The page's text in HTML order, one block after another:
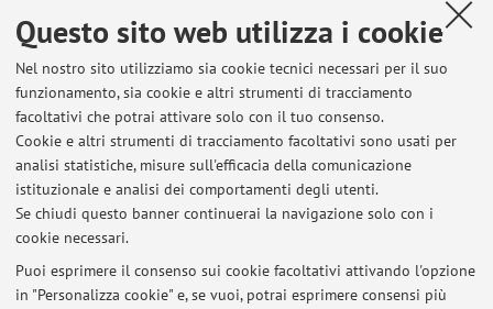
Questo sito web utilizza i cookie
Nel nostro sito utilizziamo sia cookie tecnici necessari per il suo
funzionamento, sia cookie e altri strumenti di tracciamento
facoltativi che potrai attivare solo con il tuo consenso.
Cookie e altri strumenti di tracciamento facoltativi sono usati per
analisi statistiche, misure sull'efficacia della comunicazione
istituzionale e analisi dei comportamenti degli utenti.
Se chiudi questo banner continuerai la navigazione solo con i
cookie necessari.
Puoi esprimere il consenso sui cookie facoltativi attivando l'opzione
in "Personalizza cookie" e, se vuoi, potrai esprimere consensi più
Ultimi avvisi
Universi 2026 - "Creatura" - Festival di poesia contemporanea (16-18
giugno)
Pubblicato il: 12 giugno 2026
Ricevimento del 18 giugno e del 2 luglio 2026
Pubblicato il: 10 maggio 2026